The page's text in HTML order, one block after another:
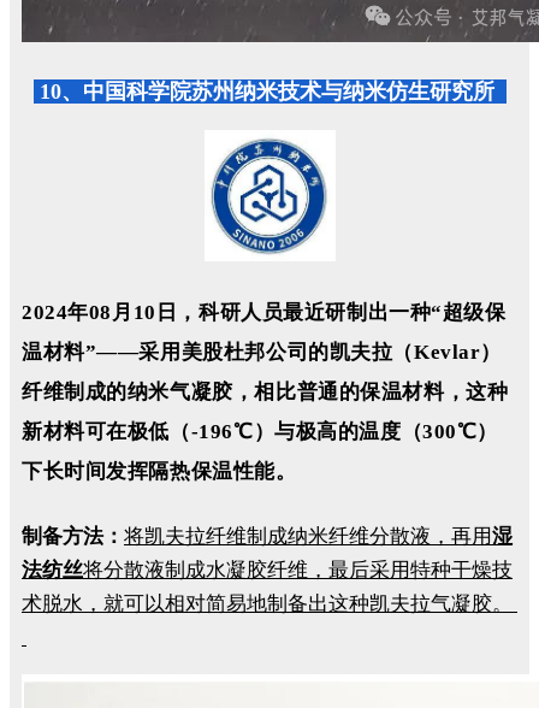
10、中国科学院苏州纳米技术与纳米仿生研究所
2024年08月10日，科研人员最近研制出一种“超级保
温材料”——采用美股杜邦公司的凯夫拉（Kevlar）
纤维制成的纳米气凝胶，相比普通的保温材料，这种
新材料可在极低（-196℃）与极高的温度（300℃）
下长时间发挥隔热保温性能。
制备方法： 将凯夫拉纤维制成纳米纤维分散液，再用湿
法纺丝将分散液制成水凝胶纤维，最后采用特种干燥技
术脱水，就可以相对简易地制备出这种凯夫拉气凝胶。